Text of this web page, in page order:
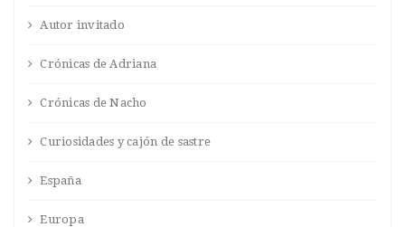
Autor invitado
Crónicas de Adriana
Crónicas de Nacho
Curiosidades y cajón de sastre
España
Europa